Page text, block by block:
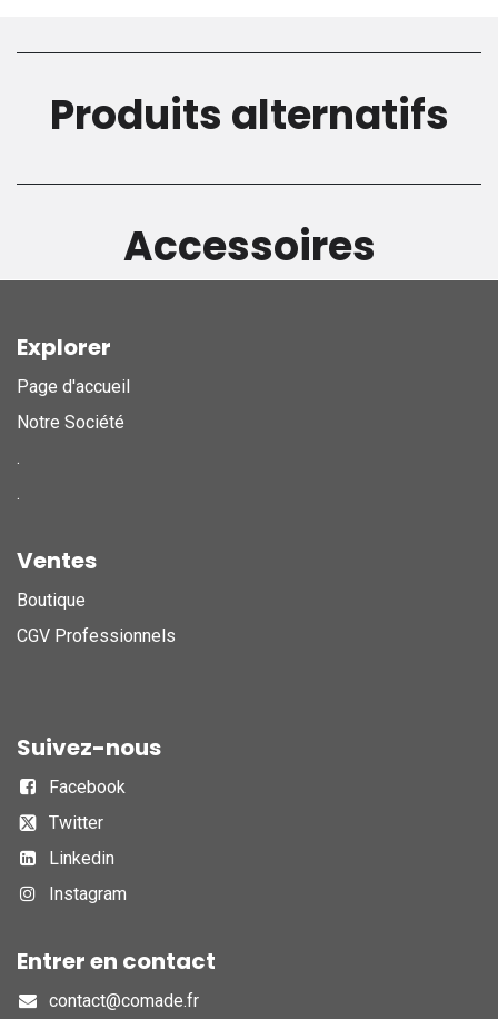
Produits alternatifs
Accessoires
Explorer
Page d'accueil
Notre Société
.
.
Ventes
Boutique
CGV Professionnels
Suivez-nous
Facebook
Twitter
Linkedin
Instagram
Entrer en contact
contact@comade.fr